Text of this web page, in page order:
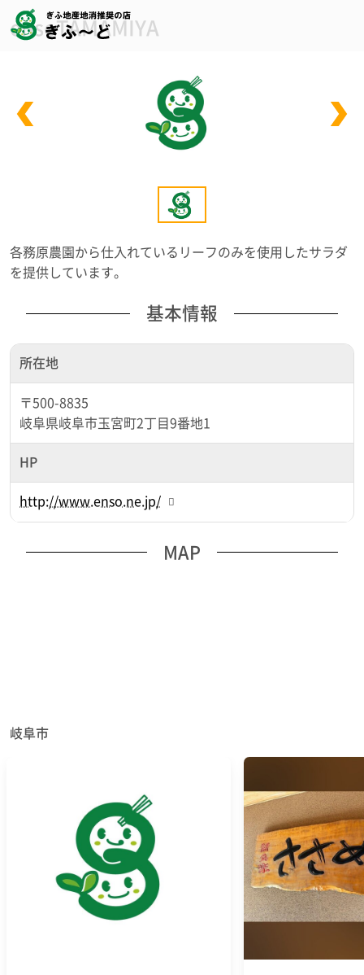
ensoTAMAMIYA
各務原農園から仕入れているリーフのみを使用したサラダ
を提供しています。
基本情報
所在地
〒500-8835
岐阜県岐阜市玉宮町2丁目9番地1
HP
http://www.enso.ne.jp/
MAP
岐阜市